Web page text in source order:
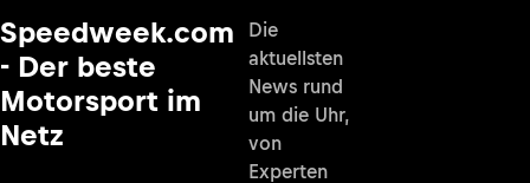
Speedweek.com
- Der beste
Motorsport im
Netz
Die
aktuellsten
News rund
um die Uhr,
von
Experten